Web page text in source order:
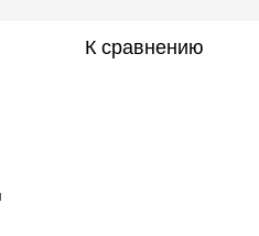
К сравнению